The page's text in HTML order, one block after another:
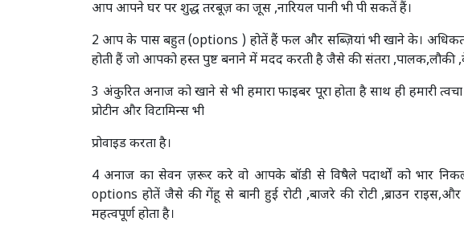
आप आपने घर पर शुद्ध तरबूज़ का जूस ,नारियल पानी भी पी सकतें हैं।
2 आप के पास बहुत (options ) होतें हैं फल और सब्ज़ियां भी खाने के।
होती हैं जो आपको हस्त पुष्ट बनाने में मदद करती है जैसे की संतरा ,पालक,लौकी
3 अंकुरित अनाज को खाने से भी हमारा फाइबर पूरा होता है साथ ही हमारी
प्रोटीन और विटामिन्स भी
प्रोवाइड करता है।
4 अनाज का सेवन ज़रूर करे वो आपके बॉडी से विषैले पदार्थों को भार
options होतें जैसे की गेंहू से बानी हुई रोटी ,बाजरे की रोटी ,ब्राउन
महत्वपूर्ण होता है।